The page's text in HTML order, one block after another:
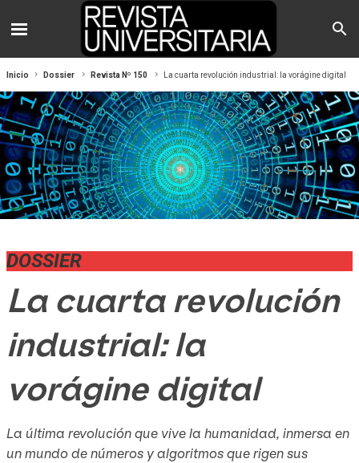
Inicio Dossier Revista Nº 150 La cuarta revolución industrial: la vorágine digital
DOSSIER
La cuarta revolución
industrial: la
vorágine digital
La última revolución que vive la humanidad, inmersa en
un mundo de números y algoritmos que rigen sus